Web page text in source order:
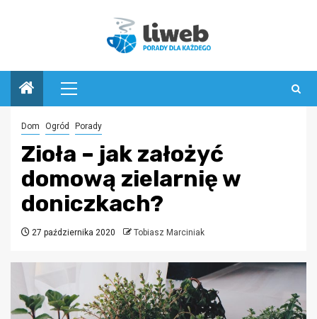
Menu
główne
Dom Ogród Porady
Zioła – jak założyć
domową zielarnię w
doniczkach?
27 października 2020 Tobiasz Marciniak